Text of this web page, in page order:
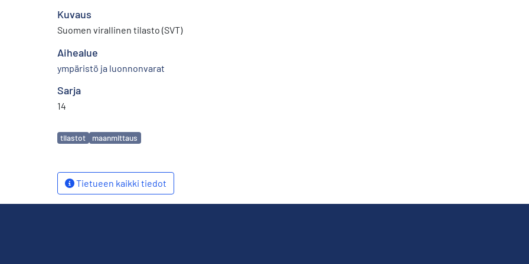
Kuvaus
Suomen virallinen tilasto (SVT)
Aihealue
ympäristö ja luonnonvarat
Sarja
14
Avainsanat
tilastot maanmittaus
Tietueen kaikki tiedot